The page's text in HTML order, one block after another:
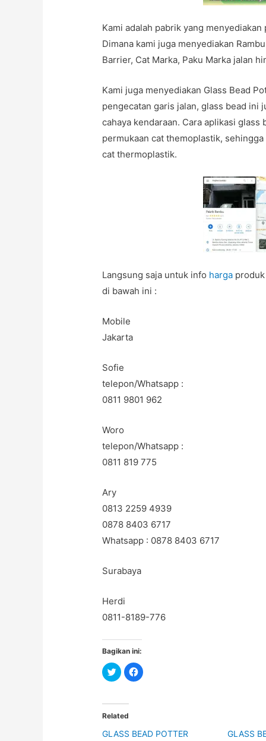
Kami adalah pabrik yang
Dimana kami juga menyediakan
Barrier, Cat Marka, Paku Marka jalan
Kami juga menyediakan Glass Bead
pengecatan garis jalan, glass bead ini
cahaya kendaraan. Cara aplikasi
permukaan cat themoplastik,
cat thermoplastik.
Langsung saja untuk info harga
di bawah ini :
Mobile
Jakarta
Sofie
telepon/Whatsapp :
0811 9801 962
Woro
telepon/Whatsapp :
0811 819 775
Ary
0813 2259 4939
0878 8403 6717
Whatsapp : 0878 8403 6717
Surabaya
Herdi
0811-8189-776
Bagikan ini:
C
l
t
o
s
a
C
l
a
Related
GLASS BEAD POTTER
GLASS